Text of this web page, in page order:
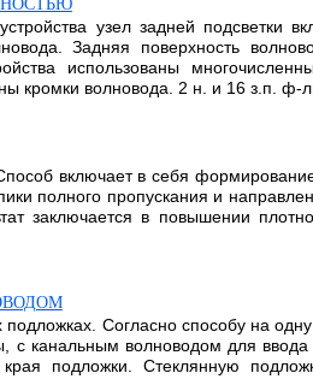
узел задней подсветки
Задняя поверхность
использованы
кромки волновода. 2 н. и 16 з.п. ф-
включает в себя
полного пропускания и
заключается в повышении
Согласно способу на
с канальным волноводом для ввода
края подложки. Стеклянную